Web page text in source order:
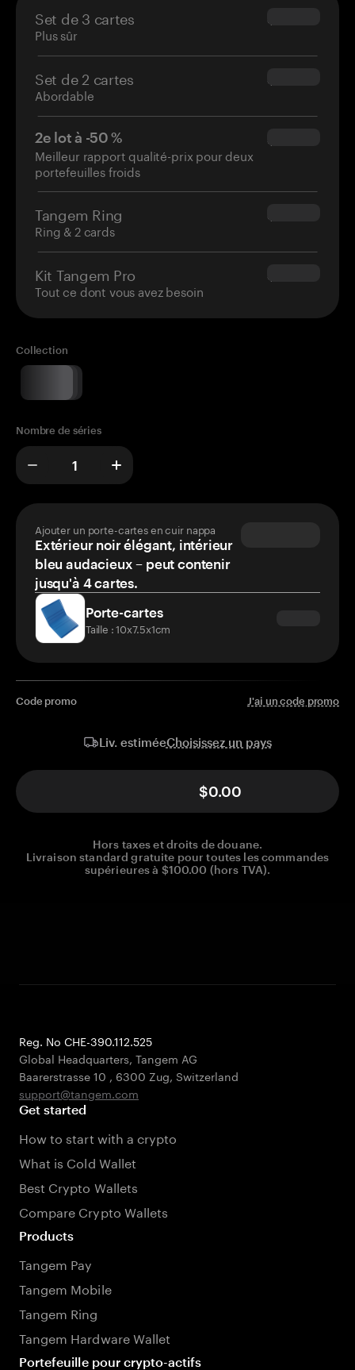
Set de 3 cartes
Plus sûr
$69.90
Set de 2 cartes
Abordable
$54.90
2e lot à -50 %
Meilleur rapport qualité-prix pour deux
portefeuilles froids
$34.95
Tangem Ring
Ring & 2 cards
$160.00
Kit Tangem Pro
Tout ce dont vous avez besoin
$180.00
Collection
Nombre de séries
Ajouter un porte-cartes en cuir nappa
Extérieur noir élégant, intérieur
bleu audacieux – peut contenir
jusqu'à 4 cartes.
Porte-cartes
Taille : 10x7.5x1cm
Code promo J'ai un code promo
Liv. estiméeChoisissez un pays
$0.00
Hors taxes et droits de douane.
Livraison standard gratuite pour toutes les commandes
supérieures à $100.00 (hors TVA).
Reg. No CHE-390.112.525
Global Headquarters, Tangem AG
Baarerstrasse 10 , 6300 Zug, Switzerland
support@tangem.com
Get started
How to start with a crypto
What is Cold Wallet
Best Crypto Wallets
Compare Crypto Wallets
Products
Tangem Pay
Tangem Mobile
Tangem Ring
Tangem Hardware Wallet
Portefeuille pour crypto-actifs